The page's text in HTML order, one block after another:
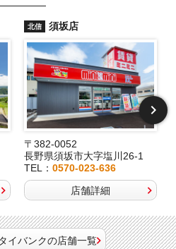
北信 須坂店
〒382-0052
長野県須坂市大字塩川26-1
TEL：0570-023-636
店舗詳細
イバンクの店舗一覧